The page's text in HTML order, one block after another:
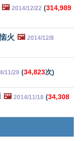
🖼️ 2014/12/22 (314,989
火 🖼️ 2014/12/8
11/28 (34,823次)
🖼️ 2014/11/18 (34,308